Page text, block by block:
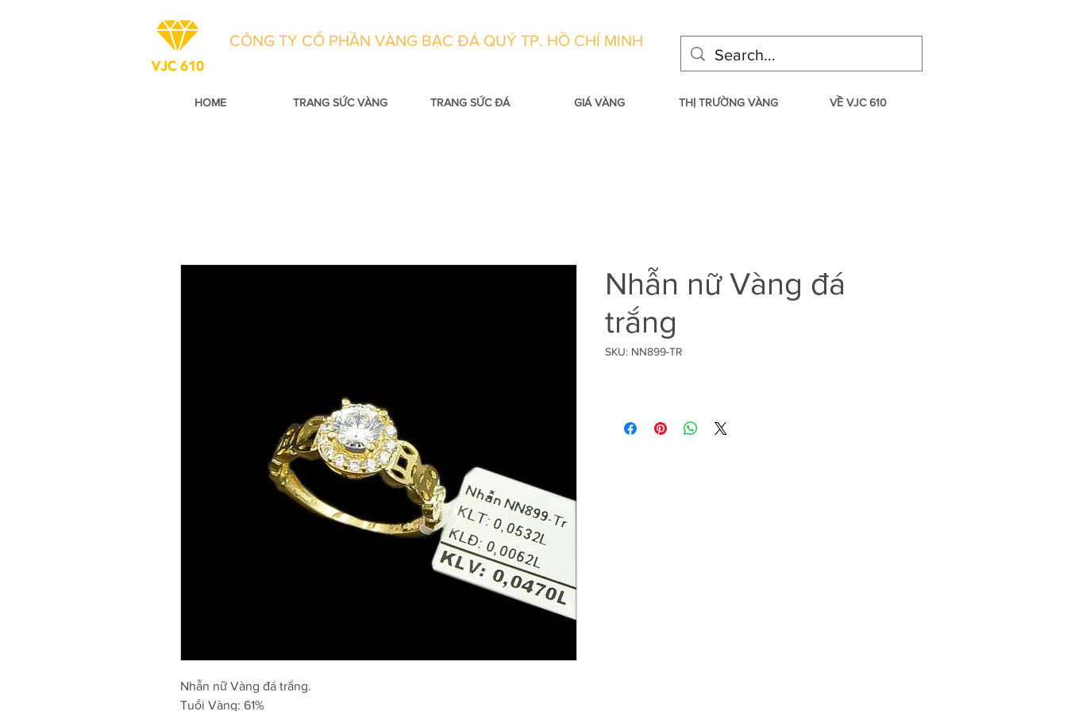
CÔNG TY CỔ PHẦN VÀNG BẠC ĐÁ QUÝ TP. HỒ CHÍ MINH
HOME TRANG SỨC VÀNG TRANG SỨC ĐÁ GIÁ VÀNG THỊ TRƯỜNG VÀNG VỀ VJC 610
Nhẫn nữ Vàng đá trắng.
Tuổi Vàng: 61%
Nhẫn nữ Vàng đá
trắng
SKU: NN899-TR